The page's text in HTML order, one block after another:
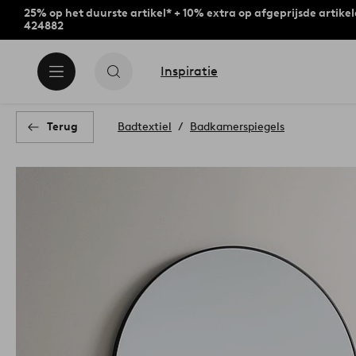
25% op het duurste artikel* + 10% extra op afgeprijsde
424882
Inspiratie
Terug Badtextiel Badkamerspiegels